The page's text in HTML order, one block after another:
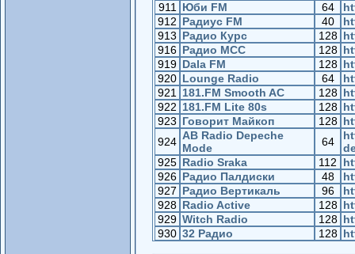
911
Юби FM 64
912 Радиус FM 40
913 Радио Курс 128
916 Радио МСС 128
919 Dala FM 128
920 Lounge Radio 64
921
181.FM Smooth AC 128
922 181.FM Lite 80s 128
923 Говорит Майкоп 128
924 AB Radio Depeche
Mode
64
925 Radio Sraka 112
926 Радио Палдиски 48
927 Радио Вертикаль 96
928 Radio Active 128
929 Witch Radio 128
930 32 Радио 128